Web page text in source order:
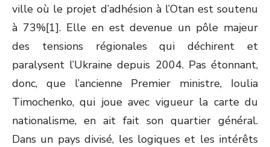
ville où le projet d’adhésion à l’Otan est soutenu
à 73%[1]. Elle en est devenue un pôle majeur
des tensions régionales qui déchirent et
paralysent l’Ukraine depuis 2004. Pas étonnant,
donc, que l’ancienne Premier ministre, Ioulia
Timochenko, qui joue avec vigueur la carte du
nationalisme, en ait fait son quartier général.
Dans un pays divisé, les logiques et les intérêts